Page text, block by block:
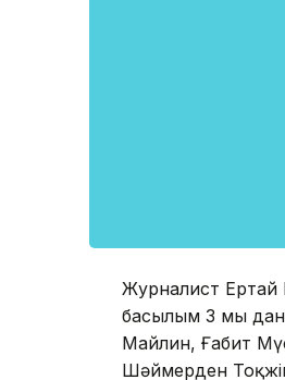
Журналист Ертай
басылым 3 мың
Майлин, Ғабит
Шәймерден